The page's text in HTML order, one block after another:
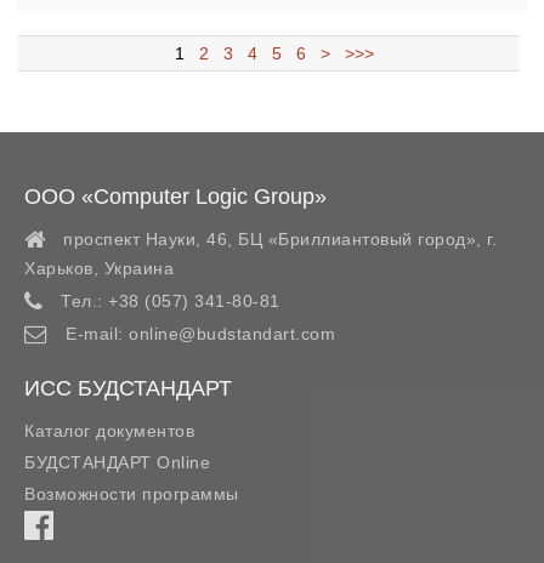
1 2 3 4 5 6 > >>>
ООО «Computer Logic Group»
проспект Науки, 46, БЦ «Бриллиантовый город»,
г.
Харьков
Украина
Тел.: +38 (057) 341-80-81
E-mail: online@budstandart.com
ИСС БУДСТАНДАРТ
Каталог документов
БУДСТАНДАРТ Online
Возможности программы